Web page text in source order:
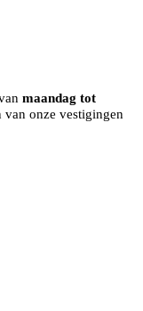
maandag tot
onze vestigingen